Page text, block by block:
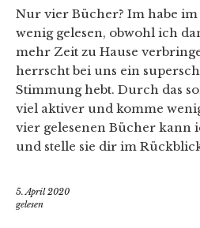
Nur vier Bücher? Im habe
wenig gelesen, obwohl ich
mehr Zeit zu Hause
herrscht bei uns ein
Stimmung hebt. Durch das
viel aktiver und komme
vier gelesenen Bücher kann
und stelle sie dir im
5. April 2020
gelesen